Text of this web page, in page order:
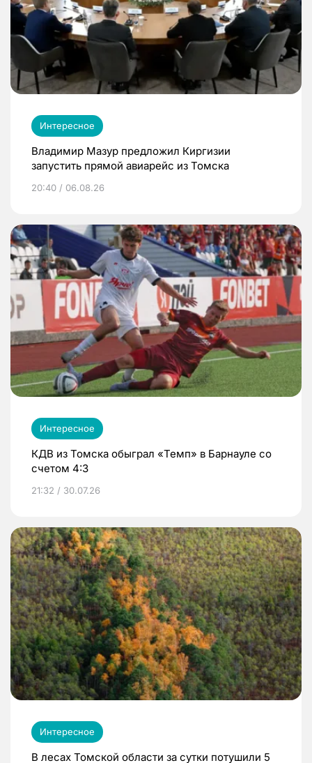
Интересное
Владимир Мазур предложил Киргизии
запустить прямой авиарейс из Томска
20:40 / 06.08.26
Интересное
КДВ из Томска обыграл «Темп» в Барнауле со
счетом 4:3
21:32 / 30.07.26
Интересное
В лесах Томской области за сутки потушили 5